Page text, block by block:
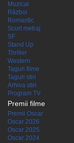
Muzical
Război
Romantic
Scurt metraj
SF
Stand Up
Thriller
Western
Taguri filme
Taguri stiri
Arhiva stiri
Program TV
Premii filme
Premii Oscar
Oscar 2026
Oscar 2025
Oscar 2024